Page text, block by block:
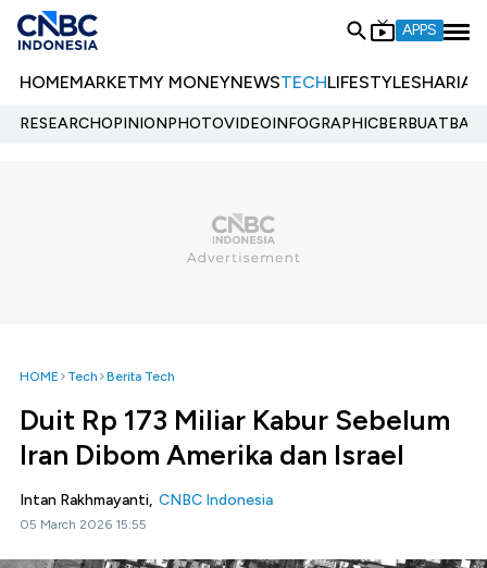
APPS
HOMEMARKETMY MONEYNEWSTECHLIFESTYLESHARIA
RESEARCHOPINIONPHOTOVIDEOINFOGRAPHIC
HOME Tech Berita Tech
Duit Rp 173 Miliar Kabur Sebelum
Iran Dibom Amerika dan Israel
Intan Rakhmayanti, CNBC Indonesia
05 March 2026 15:55